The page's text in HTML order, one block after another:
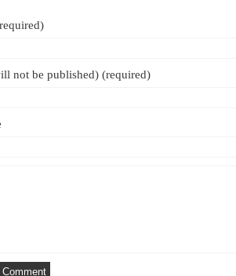
not be published) (required)